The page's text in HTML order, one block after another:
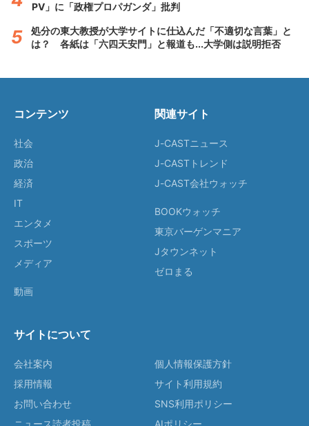
PV」に「政権プロパガンダ」批判
処分の東大教授が大学サイトに仕込んだ「不適切な言葉」と
は？ 各紙は「六四天安門」と報道も...大学側は説明拒否
コンテンツ
社会
政治
経済
IT
エンタメ
スポーツ
メディア
動画
関連サイト
J-CASTニュース
J-CASTトレンド
J-CAST会社ウォッチ
BOOKウォッチ
東京バーゲンマニア
Jタウンネット
ゼロまる
サイトについて
会社案内
採用情報
お問い合わせ
ニュース読者投稿
個人情報保護方針
サイト利用規約
SNS利用ポリシー
AIポリシー